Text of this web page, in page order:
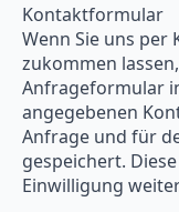
Kontaktformular
Wenn Sie uns
zukommen
Anfrageformular
angegebenen
Anfrage und für
gespeichert.
Einwilligung